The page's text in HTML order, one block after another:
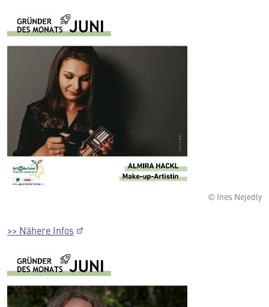
© Ines Nejedly
>> Nähere Infos